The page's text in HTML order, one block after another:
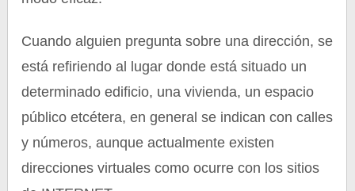
Cuando alguien pregunta sobre una dirección, se
está refiriendo al lugar donde está situado un
determinado edificio, una vivienda, un espacio
público etcétera, en general se indican con calles
y números, aunque actualmente existen
direcciones virtuales como ocurre con los sitios